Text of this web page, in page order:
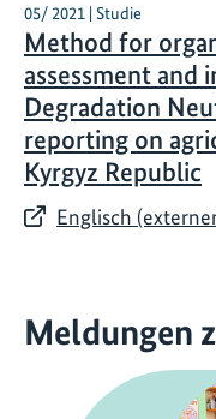
05/ 2021 | Studie
Method for
assessment and
Degradation
reporting on
Kyrgyz Republic
Englisch
Meldungen